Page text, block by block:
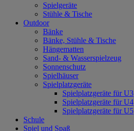
Spielgeräte
Stühle & Tische
Outdoor
Bänke
Bänke, Stühle & Tische
Hängematten
Sand- & Wasserspielzeug
Sonnenschutz
Spielhäuser
Spielplatzgeräte
Spielplatzgeräte für U3
Spielplatzgeräte für U4
Spielplatzgeräte für U5
Schule
Spiel und Spaß